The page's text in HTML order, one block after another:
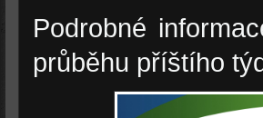
Podrobné
průběhu příštího